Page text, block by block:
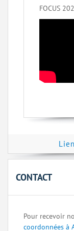
FOCUS
CONTACT
Pour recevoir
coordonnées à